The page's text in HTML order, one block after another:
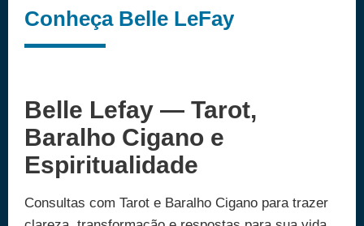
Conheça Belle LeFay
Belle Lefay — Tarot,
Baralho Cigano e
Espiritualidade
Consultas com Tarot e Baralho Cigano para trazer